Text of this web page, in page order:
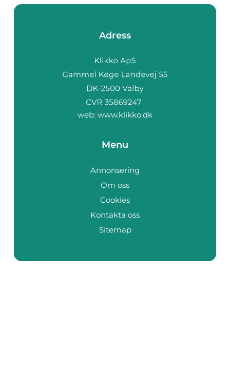
Adress
web: www.klikko.dk
Menu
Annonsering
Om oss
Cookies
Kontakta oss
Sitemap